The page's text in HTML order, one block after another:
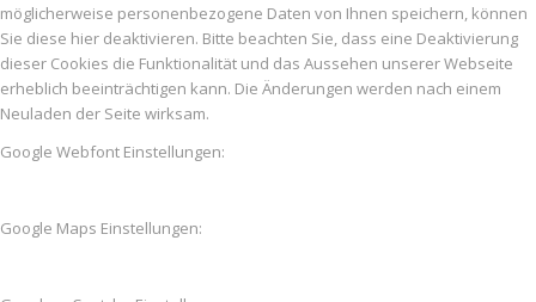
möglicherweise personenbezogene Daten von Ihnen speichern, können
Sie diese hier deaktivieren. Bitte beachten Sie, dass eine Deaktivierung
dieser Cookies die Funktionalität und das Aussehen unserer Webseite
erheblich beeinträchtigen kann. Die Änderungen werden nach einem
Neuladen der Seite wirksam.
Google Webfont Einstellungen:
Google Maps Einstellungen: